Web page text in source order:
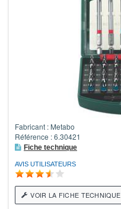
Fabricant : Metabo
Référence : 6.30421
Fiche technique
AVIS UTILISATEURS
VOIR LA FICHE TECHNIQUE